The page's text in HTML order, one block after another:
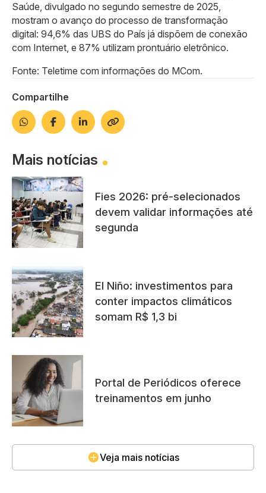
Saúde, divulgado no segundo semestre de 2025,
mostram o avanço do processo de transformação
digital: 94,6% das UBS do País já dispõem de conexão
com Internet, e 87% utilizam prontuário eletrônico.
Fonte: Teletime com informações do MCom.
Compartilhe
Mais notícias
Fies 2026: pré-selecionados
devem validar informações até
segunda
El Niño: investimentos para
conter impactos climáticos
somam R$ 1,3 bi
Portal de Periódicos oferece
treinamentos em junho
Veja mais notícias